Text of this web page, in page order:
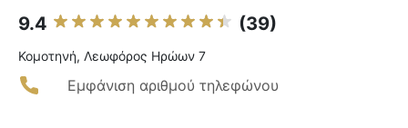
9.4 (39)
Κομοτηνή, Λεωφόρος Ηρώων 7
Εμφάνιση αριθμού τηλεφώνου